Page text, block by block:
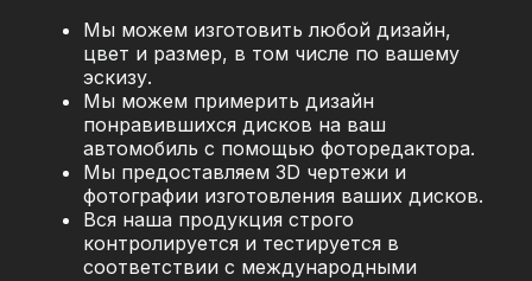
Мы можем изготовить любой дизайн,
цвет и размер, в том числе по вашему
эскизу.
Мы можем примерить дизайн
понравившихся дисков на ваш
автомобиль с помощью фоторедактора.
Мы предоставляем 3D чертежи и
фотографии изготовления ваших дисков.
Вся наша продукция строго
контролируется и тестируется в
соответствии с международными